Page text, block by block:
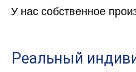
У нас собственное
Реальный